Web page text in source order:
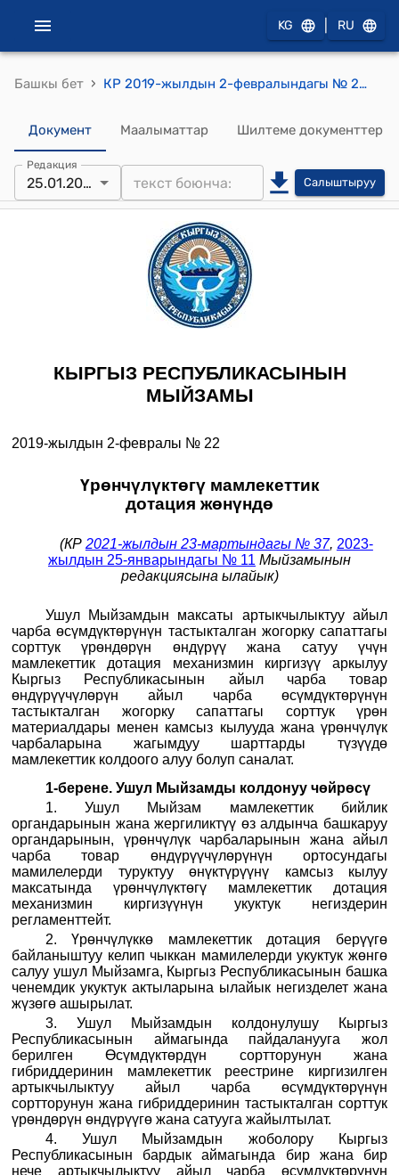
KG RU
Башкы бет › КР 2019-жылдын 2-февралындагы № 22 "Үрөнчүлүктөгү мамлекеттик дотация жөнүндө" мыйзамы
Документ Маалыматтар Шилтеме документтер
Редакция
25.01.2023 Салыштыруу